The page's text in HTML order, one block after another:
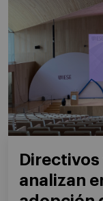
analizan